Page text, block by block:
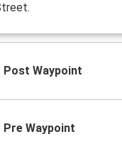
Post Waypoint
Pre Waypoint